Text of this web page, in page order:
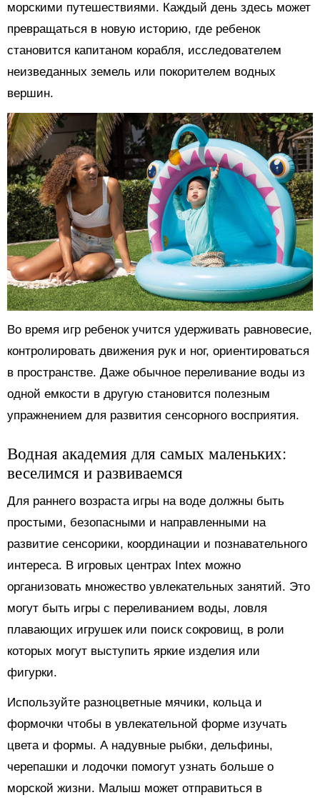
морскими путешествиями. Каждый день здесь может
превращаться в новую историю, где ребенок
становится капитаном корабля, исследователем
неизведанных земель или покорителем водных
вершин.
Во время игр ребенок учится удерживать равновесие,
контролировать движения рук и ног, ориентироваться
в пространстве. Даже обычное переливание воды из
одной емкости в другую становится полезным
упражнением для развития сенсорного восприятия.
Водная академия для самых маленьких:
веселимся и развиваемся
Для раннего возраста игры на воде должны быть
простыми, безопасными и направленными на
развитие сенсорики, координации и познавательного
интереса. В игровых центрах Intex можно
организовать множество увлекательных занятий. Это
могут быть игры с переливанием воды, ловля
плавающих игрушек или поиск сокровищ, в роли
которых могут выступить яркие изделия или
фигурки.
Используйте разноцветные мячики, кольца и
формочки чтобы в увлекательной форме изучать
цвета и формы. А надувные рыбки, дельфины,
черепашки и лодочки помогут узнать больше о
морской жизни. Малыш может отправиться в